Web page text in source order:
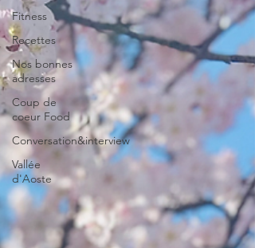
Fitness
Recettes
Nos bonnes
adresses
Coup de
coeur Food
Conversation&interview
Vallée
d'Aoste